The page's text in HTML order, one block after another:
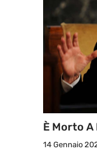
È Morto
14 Gennaio